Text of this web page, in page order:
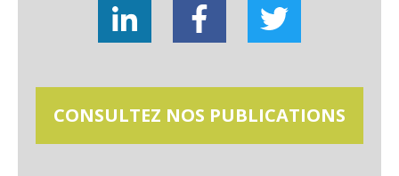
CONSULTEZ NOS PUBLICATIONS